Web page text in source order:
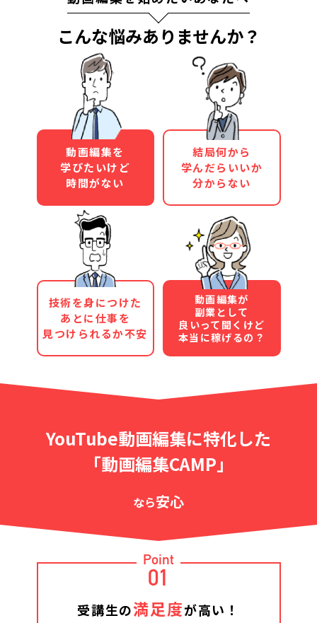
こんな悩みありませんか？
動画編集を
学びたいけど
時間がない
結局何から
学んだらいいか
分からない
技術を身につけた
あとに仕事を
見つけられるか不安
動画編集が
副業として
良いって聞くけど
本当に稼げるの？
YouTube動画編集に特化した
「動画編集CAMP」
なら安心
Point
01
受講生の満足度が高い！